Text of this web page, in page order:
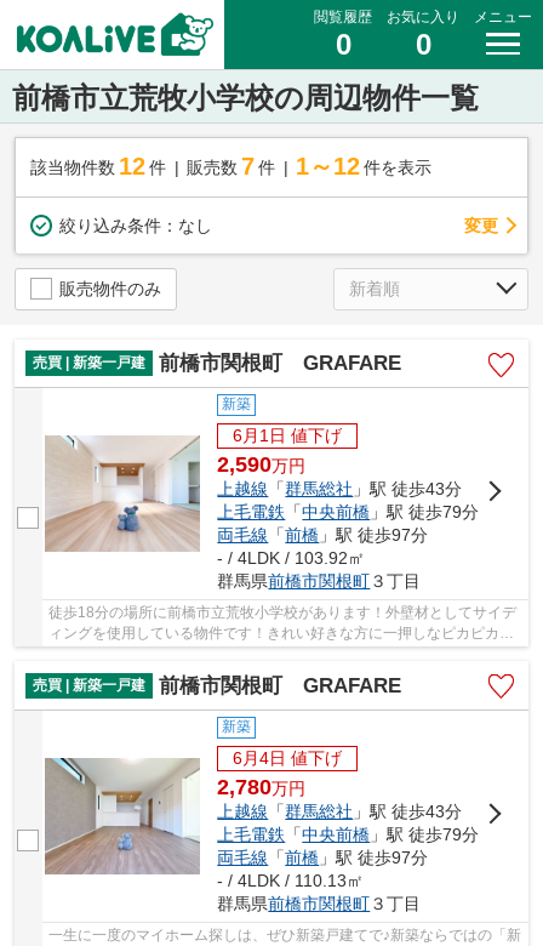
閲覧履歴
0
お気に入り
0
メニュー
前橋市立荒牧小学校の周辺物件一覧
該当物件数 12件 販売数 7 件 1～12 件を表示
絞り込み条件： なし 変更
販売物件のみ
売買 | 新築一戸建 前橋市関根町 GRAFARE
新築
6月1日 値下げ
2,590万円
上越線 「群馬総社 」駅 徒歩43分
上毛電鉄 「中央前橋 」駅 徒歩79分
両毛線 「前橋 」駅 徒歩97分
- / 4LDK / 103.92㎡
群馬県前橋市関根町３丁目
徒歩18分の場所に前橋市立荒牧小学校があります！外壁材としてサイデ
ィングを使用している物件です！きれい好きな方に一押しなピカピカの
売買 | 新築一戸建
前橋市関根町 GRAFARE
新築
6月4日 値下げ
2,780万円
上越線 「群馬総社 」駅 徒歩43分
上毛電鉄 「中央前橋 」駅 徒歩79分
両毛線 「前橋 」駅 徒歩97分
- / 4LDK / 110.13㎡
群馬県前橋市関根町３丁目
一生に一度のマイホーム探しは、ぜひ新築戸建てで♪新築ならではの「新